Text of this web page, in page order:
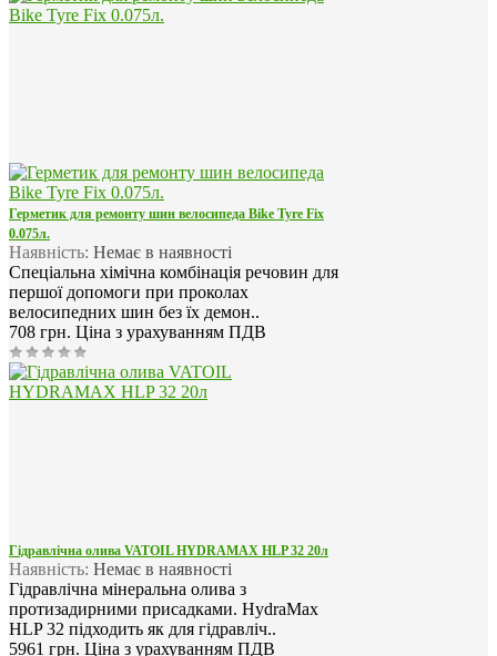
Герметик для ремонту шин велосипеда Bike Tyre Fix
0.075л.
Наявність: Немає в наявності
Спеціальна хімічна комбінація речовин для
першої допомоги при проколах
велосипедних шин без їх демон..
708 грн. Ціна з урахуванням ПДВ
Гідравлічна олива VATOIL HYDRAMAX HLP 32 20л
Наявність: Немає в наявності
Гідравлічна мінеральна олива з
протизадирними присадками. HydraMax
HLP 32 підходить як для гідравліч..
5961 грн. Ціна з урахуванням ПДВ